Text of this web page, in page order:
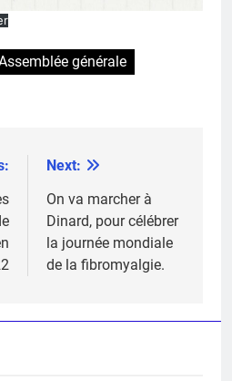
générale
Next:
On va marcher à
Dinard, pour célébrer
la journée mondiale
de la fibromyalgie.